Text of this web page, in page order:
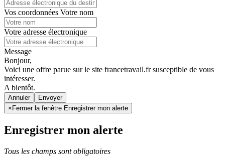
Vos coordonnées Votre nom
Votre adresse électronique
Message
Bonjour,
Voici une offre parue sur le site francetravail.fr susceptible de vous
intéresser.
A bientôt.
Annuler
× Fermer la fenêtre Enregistrer mon alerte
Enregistrer mon alerte
Tous les champs sont obligatoires